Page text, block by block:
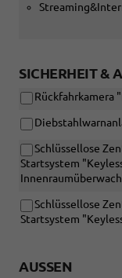
SICHERHEIT &
Rückfahrkamera
Schlüssellose
Startsystem
Schlüssellose
Startsystem
AUSSEN